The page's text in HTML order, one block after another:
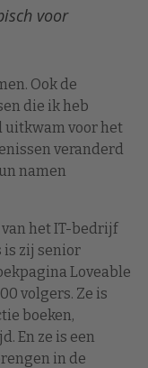
voor
Ook de
die ik heb
uitkwam voor het
veranderd
namen
van het IT-bedrijf
is zij senior
Loveable
volgers. Ze is
boeken,
En ze is een
in de